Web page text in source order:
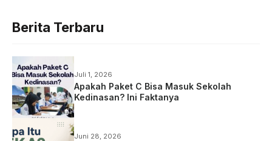
Berita Terbaru
Juli 1, 2026
Apakah Paket C Bisa Masuk Sekolah
Kedinasan? Ini Faktanya
Juni 28, 2026